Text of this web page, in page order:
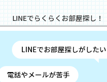
LINEでらくらくお部屋探し！